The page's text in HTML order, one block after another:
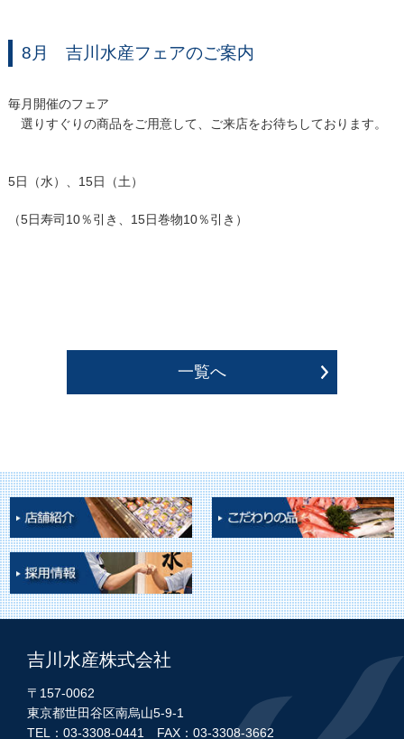
8月 吉川水産フェアのご案内
毎月開催のフェア
選りすぐりの商品をご用意して、ご来店をお待ちしております。
5日（水）、15日（土）
（5日寿司10％引き、15日巻物10％引き）
一覧へ
吉川水産株式会社
〒157-0062
東京都世田谷区南烏山5-9-1
TEL：03-3308-0441 FAX：03-3308-3662